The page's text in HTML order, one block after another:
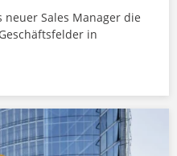
Sales Manager die
in